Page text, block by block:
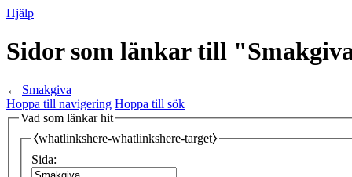
Hjälp
Sidor som länkar till
← Smakgiva
Hoppa till navigering Hoppa till sök
Vad som länkar hit
⧼whatlinkshere-whatlinkshere-target⧽
Sida: